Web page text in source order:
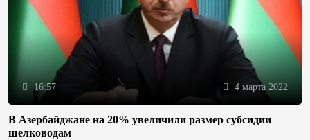
16:57 4 марта 2022
В Азербайджане на 20% увеличили размер субсидии
шелководам